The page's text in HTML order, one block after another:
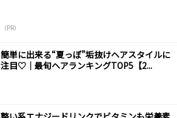
（PR）
簡単に出来る“夏っぽ”垢抜けヘアスタイルに
注目♡｜最旬ヘアランキングTOP5【2...